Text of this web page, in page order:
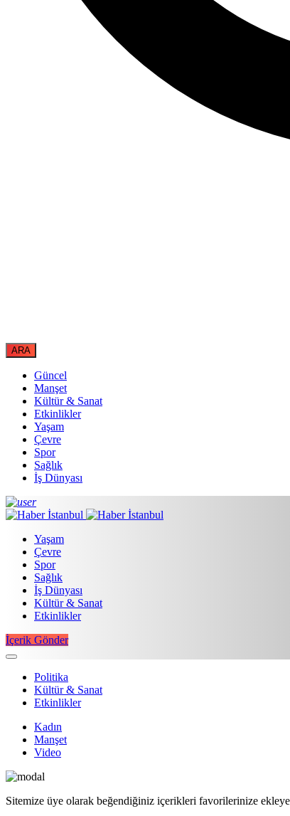
Güncel
Manşet
Kültür & Sanat
Etkinlikler
Yaşam
Çevre
Spor
Sağlık
İş Dünyası
Yaşam
Çevre
Spor
Sağlık
İş Dünyası
Kültür & Sanat
Etkinlikler
İçerik Gönder
Politika
Kültür & Sanat
Etkinlikler
Kadın
Manşet
Video
Sitemize üye olarak beğendiğiniz içerikleri favorilerinize